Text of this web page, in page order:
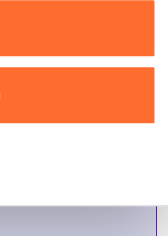
moins